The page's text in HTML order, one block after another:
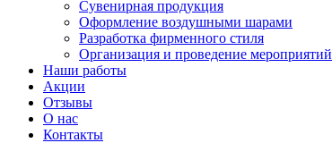
Cувенирная продукция
Оформление воздушными шарами
Разработка фирменного стиля
Организация и проведение мероприятий
Наши работы
Акции
Отзывы
О нас
Контакты